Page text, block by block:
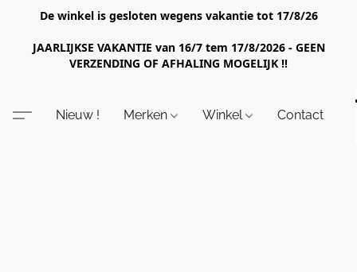
De winkel is gesloten wegens vakantie tot 17/8/26
JAARLIJKSE VAKANTIE van 16/7 tem 17/8/2026 - GEEN
VERZENDING OF AFHALING MOGELIJK !!
Nieuw ! Merken Winkel Contact